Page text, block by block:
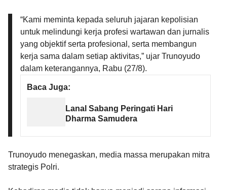
“Kami meminta kepada seluruh jajaran kepolisian
untuk melindungi kerja profesi wartawan dan jurnalis
yang objektif serta profesional, serta membangun
kerja sama dalam setiap aktivitas,” ujar Trunoyudo
dalam keterangannya, Rabu (27/8).
Baca Juga:
Lanal Sabang Peringati Hari
Dharma Samudera
Trunoyudo menegaskan, media massa merupakan mitra
strategis Polri.